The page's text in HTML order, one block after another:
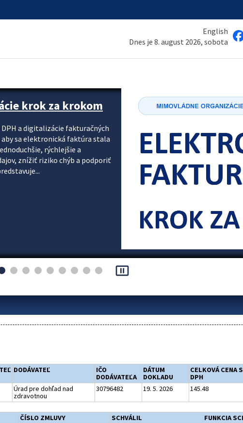
English
Dnes je 8. august 2026, sobota
krok za krokom
a digitalizácie fakturačných
sa elektronická faktúra stala
rýchlejšie a
znížiť riziko chýb a podporiť
pause_presentation
DODÁVATEĽ
IČO
DODÁVATEĽA
DÁTUM
DOKLADU
CELKOVÁ CENA S
DPH
Úrad pre dohľad nad
zdravotnou
30796482 19. 5. 2026 145.48
ČÍSLO ZMLUVY SCHVÁLIL FUNKCIA